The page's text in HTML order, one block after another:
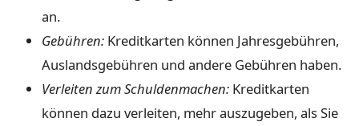
an.
Gebühren: Kreditkarten können Jahresgebühren,
Auslandsgebühren und andere Gebühren haben.
Verleiten zum Schuldenmachen: Kreditkarten
können dazu verleiten, mehr auszugeben, als Sie